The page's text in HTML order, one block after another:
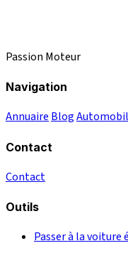
Passion Moteur
Navigation
Annuaire Blog
Contact
Contact
Outils
Passer à la voiture